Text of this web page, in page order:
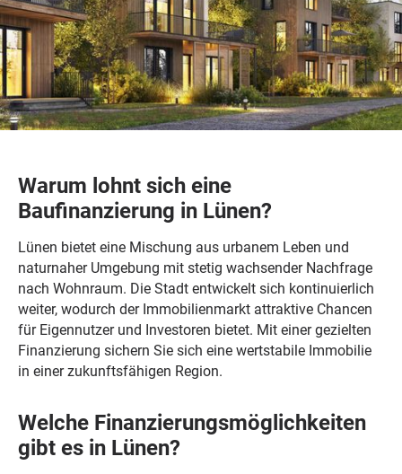
Warum lohnt sich eine
Baufinanzierung in Lünen?
Lünen bietet eine Mischung aus urbanem Leben und
naturnaher Umgebung mit stetig wachsender Nachfrage
nach Wohnraum. Die Stadt entwickelt sich kontinuierlich
weiter, wodurch der Immobilienmarkt attraktive Chancen
für Eigennutzer und Investoren bietet. Mit einer gezielten
Finanzierung sichern Sie sich eine wertstabile Immobilie
in einer zukunftsfähigen Region.
Welche Finanzierungsmöglichkeiten
gibt es in Lünen?